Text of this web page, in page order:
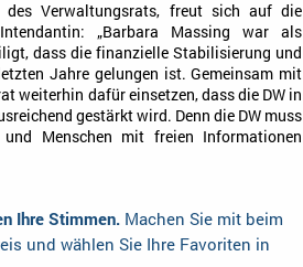
des Verwaltungsrats, freut sich auf die
„Barbara Massing war als
dass die finanzielle Stabilisierung und
Jahre gelungen ist. Gemeinsam mit
weiterhin dafür einsetzen, dass die DW in
gestärkt wird. Denn die DW muss
Menschen mit freien Informationen
Ihre Stimmen.Machen Sie mit beim
und wählen Sie Ihre Favoriten in